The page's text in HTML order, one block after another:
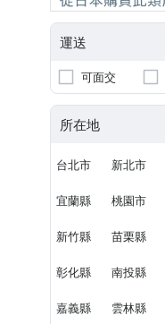
運送
可面交
所在地
台北市 新北市
宜蘭縣 桃園市
新竹縣 苗栗縣
彰化縣 南投縣
嘉義縣 雲林縣